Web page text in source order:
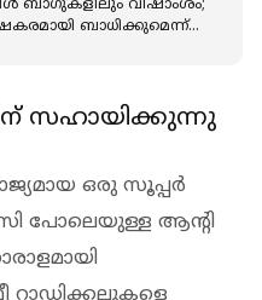
ബാഗുകളിലും വിഷാംശം;
ബാധിക്കുമെന്ന്
സഹായിക്കുന്നു
ഒരു സൂപ്പര്‍
സി പോലെയുള്ള ആന്റി